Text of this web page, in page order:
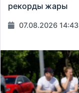
рекорды жары
07.08.2026 14:43